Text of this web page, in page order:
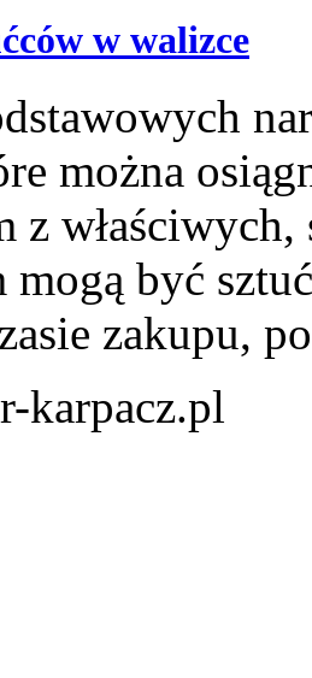
w walizce
można
z
mogą być
zakupu,
karpacz.pl